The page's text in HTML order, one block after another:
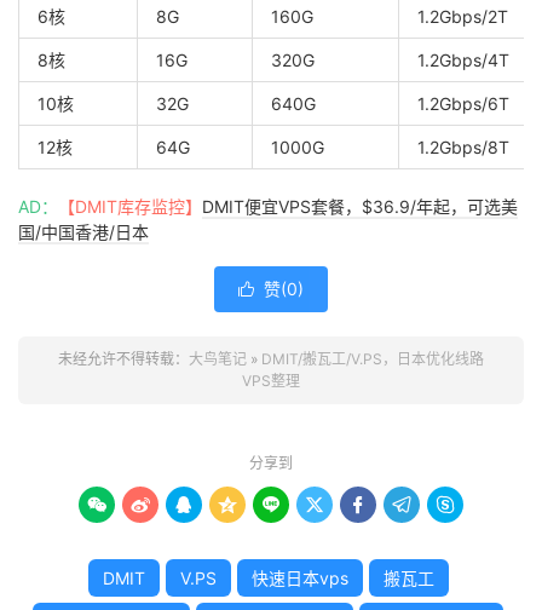
6核 8G 160G 1.2Gbps/2T
8核 16G 320G 1.2Gbps/4T
10核 32G 640G 1.2Gbps/6T
12核 64G 1000G 1.2Gbps/8T
AD： 【DMIT库存监控】 DMIT便宜VPS套餐，$36.9/年起，可选美
国/中国香港/日本
 赞(0)
未经允许不得转载： 大鸟笔记 » DMIT/搬瓦工/V.PS，日本优化线路
VPS整理
分享到
        
DMIT V.PS 快速日本vps 搬瓦工